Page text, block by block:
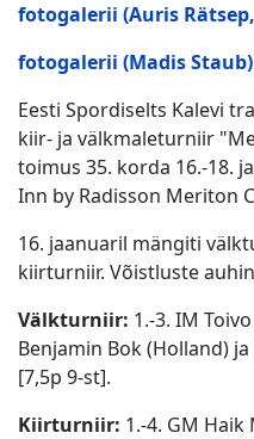
fotogalerii (Auris
fotogalerii (Madis Staub)
Eesti Spordiselts Kalevi
kiir- ja välkmaleturniir
toimus 35. korda 16.-18.
Inn by Radisson Meriton
16. jaanuaril mängiti
kiirturniir. Võistluste
Välkturniir: 1.-3. IM
Benjamin Bok (Holland)
[7,5p 9-st].
Kiirturniir: 1.-4. GM